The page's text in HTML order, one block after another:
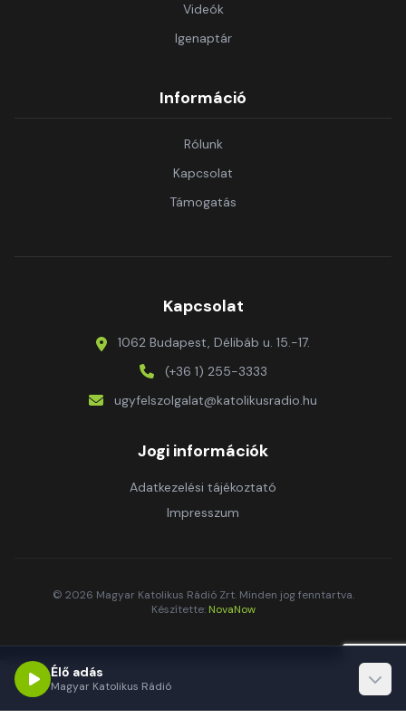
Videók
Igenaptár
Információ
Rólunk
Kapcsolat
Támogatás
Kapcsolat
1062 Budapest, Délibáb u. 15.-17.
(+36 1) 255-3333
ugyfelszolgalat@katolikusradio.hu
Jogi információk
Adatkezelési tájékoztató
Impresszum
© 2026 Magyar Katolikus Rádió Zrt. Minden jog fenntartva.
Készítette: NovaNow
Élő adás
Magyar Katolikus Rádió